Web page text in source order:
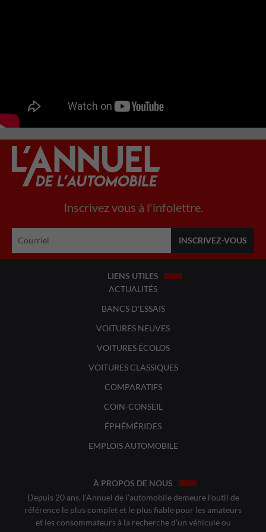
Inscrivez vous à l'infolettre.
LIENS UTILES
ACTUALITÉS
BANCS D'ESSAIS
VOITURES NEUVES
VOITURES ÉCOLOS
VOITURES CLASSIQUES
COMPARATIFS
COIN-CONSEIL
ÉPHÉMÉRIDES
EMPLOIS AUTOMOBILE
À PROPOS DE NOUS
Depuis 20 ans, l’Annuel de l’automobile demeure l’outil de
référence le plus complet et le plus fiable pour les amateurs
et les consommateurs à la recherche d’un véhicule ou